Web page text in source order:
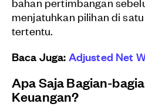
menjatuhkan pilihan di
tertentu.
Baca Juga:Adjusted Net
Apa Saja Bagian-
Keuangan?